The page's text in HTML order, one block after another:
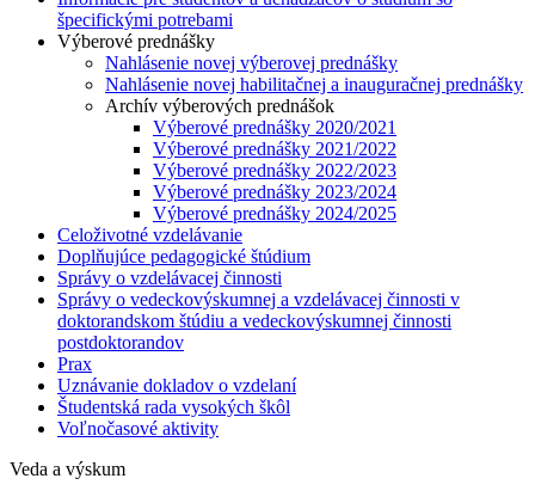
špecifickými potrebami
Výberové prednášky
Nahlásenie novej výberovej prednášky
Nahlásenie novej habilitačnej a inauguračnej prednášky
Archív výberových prednášok
Výberové prednášky 2020/2021
Výberové prednášky 2021/2022
Výberové prednášky 2022/2023
Výberové prednášky 2023/2024
Výberové prednášky 2024/2025
Celoživotné vzdelávanie
Doplňujúce pedagogické štúdium
Správy o vzdelávacej činnosti
Správy o vedeckovýskumnej a vzdelávacej činnosti v
doktorandskom štúdiu a vedeckovýskumnej činnosti
postdoktorandov
Prax
Uznávanie dokladov o vzdelaní
Študentská rada vysokých škôl
Voľnočasové aktivity
Veda a výskum